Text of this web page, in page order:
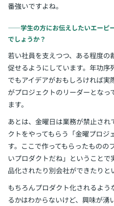
番強いですよね。
――学生の方にお伝えしたいエーピ
でしょうか？
若い社員を支えつつ、ある程度の
促せるようにしています。年功序
でもアイデアがおもしろければ実
がプロジェクトのリーダーとなっ
ます。
あとは、金曜日は業務が禁止され
クトをやってもらう「金曜プロジ
す。ここで作ってもらったものの
いプロダクトだね」ということ
品化されたり別会社ができたりと
もちろんプロダクト化されるよう
るかはわからないけど、興味が湧